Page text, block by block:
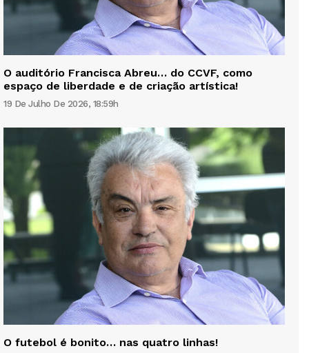
O auditório Francisca Abreu… do CCVF, como
espaço de liberdade e de criação artística!
19 De Julho De 2026, 18:59h
O futebol é bonito… nas quatro linhas!